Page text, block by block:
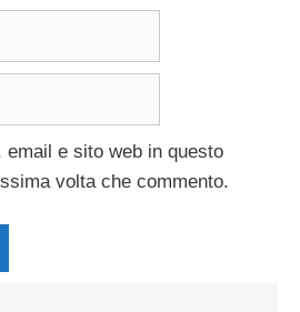
email e sito web in questo
volta che commento.